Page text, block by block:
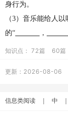
身行为。
（3）音乐能给人
的“
，
知识点： 72篇 60篇
更新：2026-08-06
信息类阅读 ｜ 中